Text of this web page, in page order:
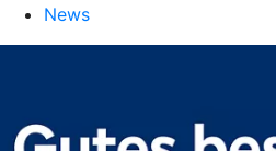
News